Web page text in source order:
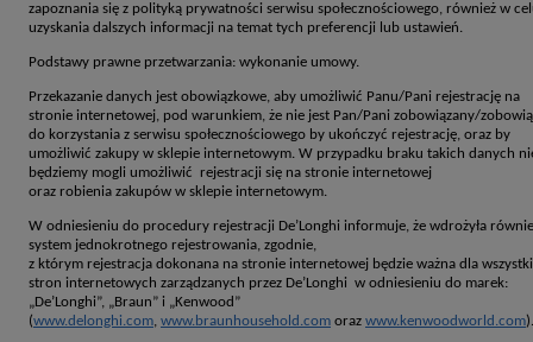
zapoznania się z polityką prywatności serwisu społecznościowego, również w
uzyskania dalszych informacji na temat tych preferencji lub ustawień.
Podstawy prawne przetwarzania: wykonanie umowy.
Przekazanie danych jest obowiązkowe, aby umożliwić Panu/Pani rejestrację na
stronie internetowej, pod warunkiem, że nie jest Pan/Pani zobowiązany/
do korzystania z serwisu społecznościowego by ukończyć rejestrację, oraz by
umożliwić zakupy w sklepie internetowym. W przypadku braku takich danych
będziemy mogli umożliwić rejestracji się na stronie internetowej
oraz robienia zakupów w sklepie internetowym.
W odniesieniu do procedury rejestracji De’Longhi informuje, że wdrożyła
system jednokrotnego rejestrowania, zgodnie,
z którym rejestracja dokonana na stronie internetowej będzie ważna dla
stron internetowych zarządzanych przez De’Longhi w odniesieniu do marek:
„De’Longhi”, „Braun” i „Kenwood”
(www.delonghi.com, www.braunhousehold.com oraz www.kenwoodworld.com).